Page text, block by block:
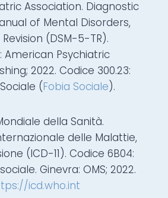
Association. Diagnostic
of Mental Disorders,
(DSM-5-TR).
American Psychiatric
2022. Codice 300.23:
(Fobia Sociale).
della Sanità.
delle Malattie,
(ICD-11). Codice 6B04:
Ginevra: OMS; 2022.
icd.who.int